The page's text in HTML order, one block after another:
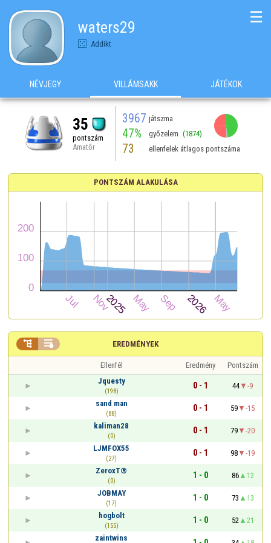
waters29
Addikt
☰
NÉVJEGY VILLÁMSAKK JÁTÉKOK
35
pontszám
Amatőr
3967 játszma
47% győzelem (1874)
73 ellenfelek átlagos pontszáma
PONTSZÁM ALAKULÁSA
EREDMÉNYEK
 
Ellenfél Eredmény
Pontszám
Jquesty
(198)
0 - 1 44
-9
sand man
(88)
0 - 1 59
-15
kaliman28
(0)
0 - 1 79
-20
LJMFOX55
(27)
0 - 1 98
-19
ZeroxT®
(0)
1 - 0 86
12
JOBMAY
(17)
1 - 0 73
13
hogbolt
(155)
1 - 0 52
21
zaintwins